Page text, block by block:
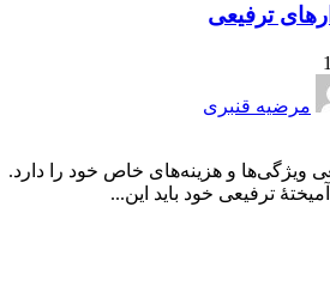
ترفیعی
مرضیه قنبری
ویژگی‌ها و هزینه‌های خاص خود را دارد.
ترفیعی خود باید این...